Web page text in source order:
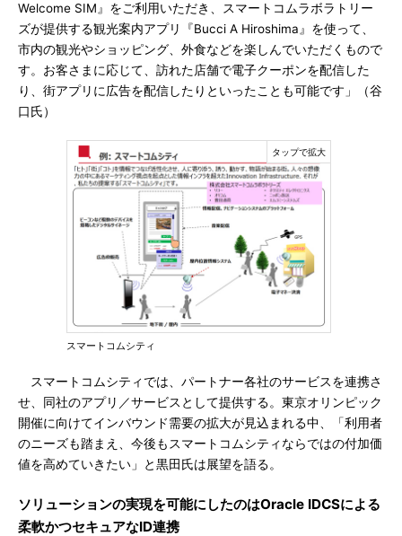
Welcome SIM』をご利用いただき、スマートコムラボラトリー
ズが提供する観光案内アプリ『Bucci A Hiroshima』を使って、
市内の観光やショッピング、外食などを楽しんでいただくもので
す。お客さまに応じて、訪れた店舗で電子クーポンを配信した
り、街アプリに広告を配信したりといったことも可能です」（谷
口氏）
スマートコムシティ
スマートコムシティでは、パートナー各社のサービスを連携さ
せ、同社のアプリ／サービスとして提供する。東京オリンピック
開催に向けてインバウンド需要の拡大が見込まれる中、「利用者
のニーズも踏まえ、今後もスマートコムシティならではの付加価
値を高めていきたい」と黒田氏は展望を語る。
ソリューションの実現を可能にしたのはOracle IDCSによる
柔軟かつセキュアなID連携